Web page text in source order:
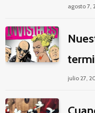
agosto 7,
la
julio 27,